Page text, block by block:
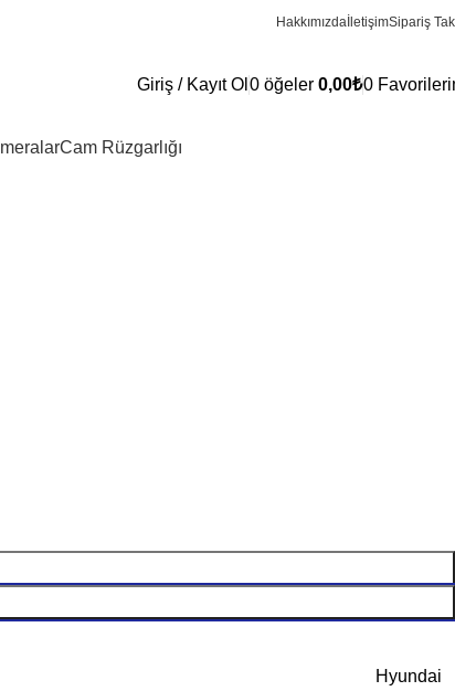
Hakkımızda İletişimSipariş
Giriş / Kayıt Ol 0 öğeler 0,00₺0
Cam Rüzgarlığı
Hyundai